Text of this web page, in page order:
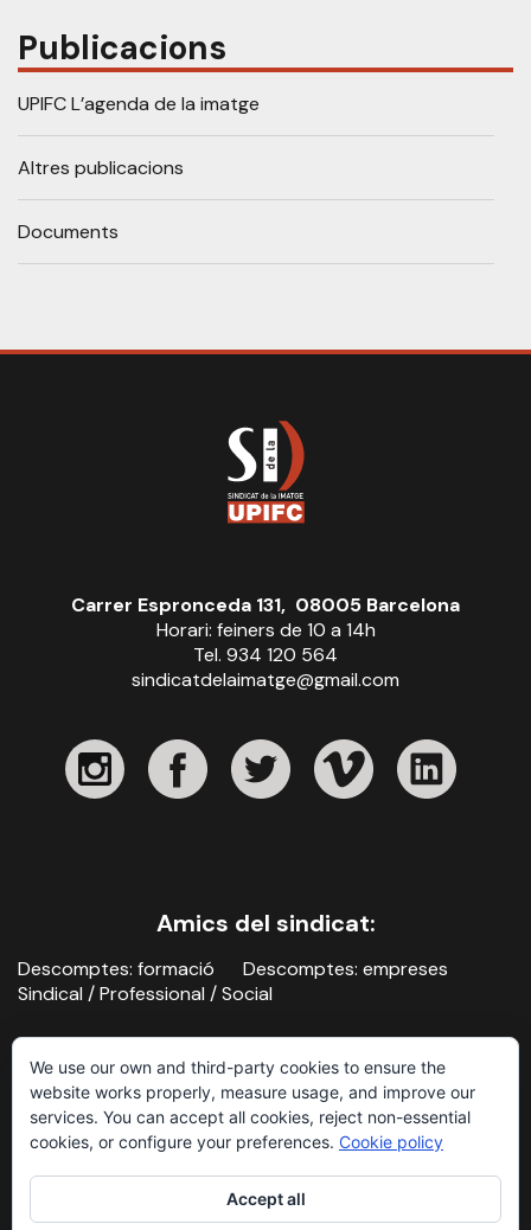
Publicacions
UPIFC L’agenda de la imatge
Altres publicacions
Documents
Carrer Espronceda 131, 08005 Barcelona
Horari: feiners de 10 a 14h
Tel. 934 120 564
sindicatdelaimatge@gmail.com
Amics del sindicat:
Descomptes: formació
Descomptes: empreses
Sindical / Professional / Social
Contacte Avís legal i política de privacitat
We use our own and third-party cookies to ensure the
website works properly, measure usage, and improve our
services. You can accept all cookies, reject non-essential
cookies, or configure your preferences. Cookie policy
Accept all